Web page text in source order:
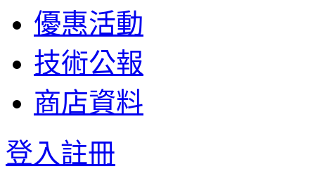
優惠活動
技術公報
商店資料
登入註冊